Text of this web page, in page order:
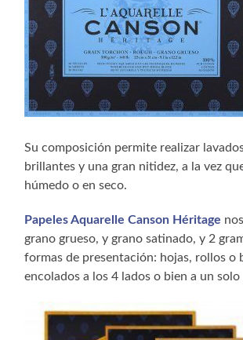
Su composición permite realizar
brillantes y una gran nitidez, a la vez
húmedo o en seco.
Papeles Aquarelle Canson Héritage
grano grueso, y grano satinado, y 2
formas de presentación: hojas, rollos o
encolados a los 4 lados o bien a un solo